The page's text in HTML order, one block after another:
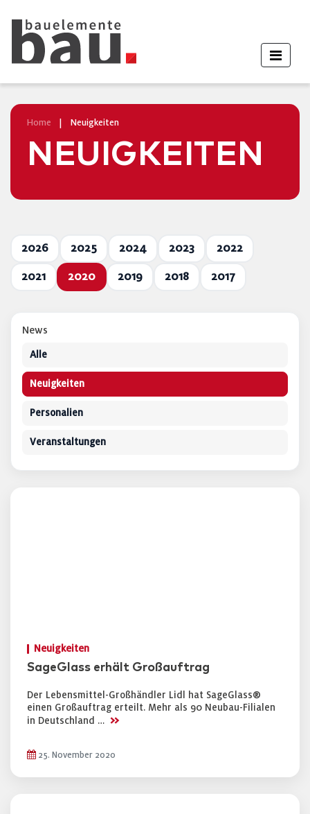
Home Neuigkeiten
NEUIGKEITEN
2026 2025 2024 2023 2022
2021 2020 2019 2018 2017
Neuigkeiten
SageGlass erhält Großauftrag
Der Lebensmittel-Großhändler Lidl hat SageGlass®
einen Großauftrag erteilt. Mehr als 90 Neubau-Filialen
in Deutschland … >>
25. November 2020
News
Alle
Neuigkeiten
Personalien
Veranstaltungen